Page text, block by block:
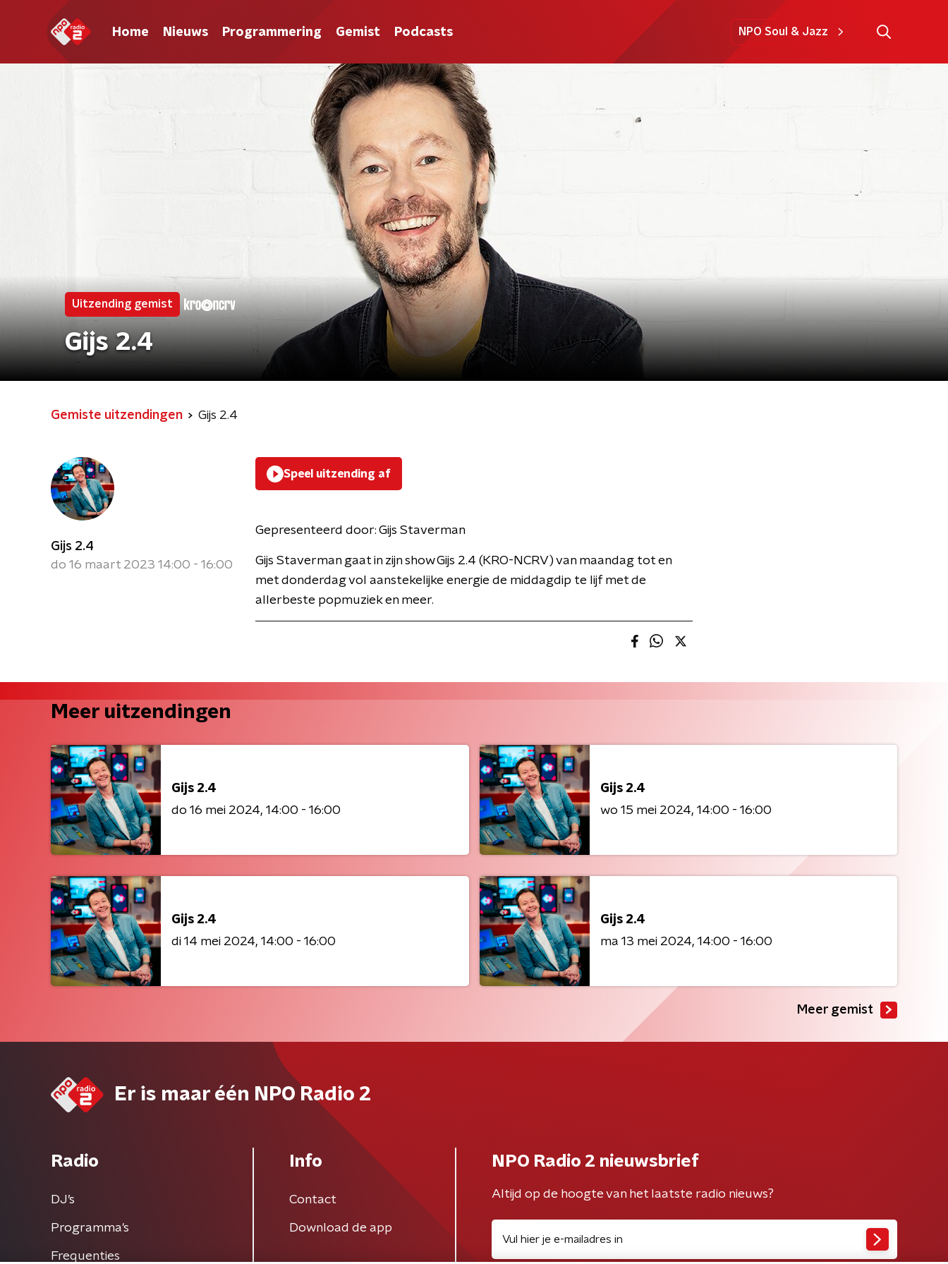
Home Nieuws Programmering Gemist Podcasts NPO Soul & Jazz
Uitzending gemist
Gijs 2.4
Gemiste uitzendingen Gijs 2.4
Gijs 2.4
do 16 maart 2023 14:00 - 16:00
Speel uitzending af
Gepresenteerd door: Gijs Staverman
Gijs Staverman gaat in zijn show Gijs 2.4 (KRO-NCRV) van maandag tot en
met donderdag vol aanstekelijke energie de middagdip te lijf met de
allerbeste popmuziek en meer.
Meer uitzendingen
Gijs 2.4
do 16 mei 2024 14:00 - 16:00
Gijs 2.4
wo 15 mei 2024 14:00 - 16:00
Gijs 2.4
di 14 mei 2024 14:00 - 16:00
Gijs 2.4
ma 13 mei 2024 14:00 - 16:00
Meer gemist
Er is maar één NPO Radio 2
Radio
DJ’s
Programma's
Frequenties
Info
Contact
Download de app
NPO Radio 2 nieuwsbrief
Altijd op de hoogte van het laatste radio nieuws?